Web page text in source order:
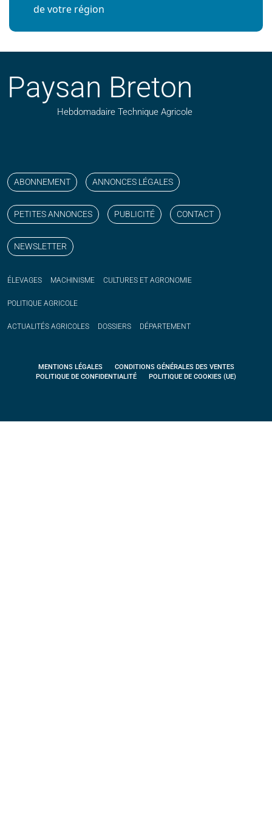
de votre région
Paysan Breton
Hebdomadaire Technique Agricole
ABONNEMENT ANNONCES LÉGALES
PETITES ANNONCES PUBLICITÉ CONTACT
NEWSLETTER
ÉLEVAGES MACHINISME CULTURES ET AGRONOMIE
POLITIQUE AGRICOLE
ACTUALITÉS AGRICOLES DOSSIERS DÉPARTEMENT
MENTIONS LÉGALES
CONDITIONS GÉNÉRALES DES VENTES
POLITIQUE DE CONFIDENTIALITÉ
POLITIQUE DE COOKIES (UE)